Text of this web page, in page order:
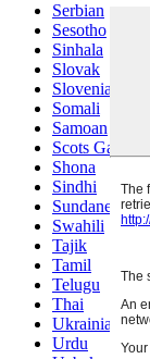
Serbian
Sesotho
Sinhala
Slovak
Slovenian
Somali
Samoan
Scots Gaelic
Shona
Sindhi
Sundanese
Swahili
Tajik
Tamil
Telugu
Thai
Ukrainian
Urdu